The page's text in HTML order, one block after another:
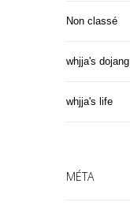
Non classé
whjja's dojang
whjja's life
MÉTA